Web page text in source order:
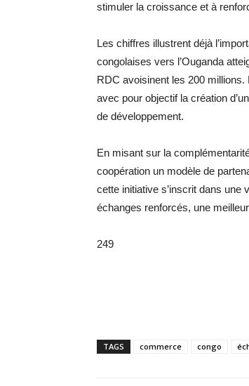
stimuler la croissance et à
Les chiffres illustrent déjà
congolaises vers l’Ouganda
RDC avoisinent les 200
avec pour objectif la création
de développement.
En misant sur la
coopération un modèle de
cette initiative s’inscrit dans une
échanges renforcés, une
249
TAGS commerce congo